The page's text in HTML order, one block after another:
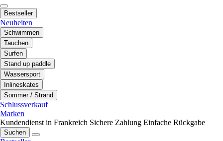
Bestseller
Neuheiten
Schwimmen
Tauchen
Surfen
Stand up paddle
Wassersport
Inlineskates
Sommer / Strand
Schlussverkauf
Marken
Kundendienst in Frankreich Sichere Zahlung Einfache Rückgabe
Suchen